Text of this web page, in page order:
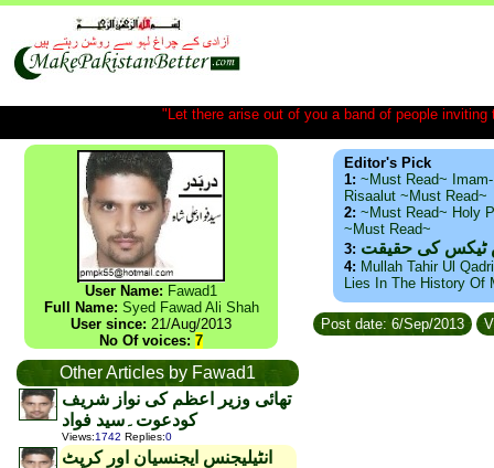
"Let there arise out of you a band of people
User Name: Fawad1
Full Name: Syed Fawad Ali Shah
User since: 21/Aug/2013
No Of voices: 7
Other Articles by Fawad1
تھائی وزیر اعظم کی نواز شریف
کودعوت۔سید فواد
Views:1742 Replies:0
انٹیلیجنس ایجنسیان اور کرپٹ
Editor's Pick
1: ~Must Read~
Risaalut ~Must Read~
2: ~Must Read~ Holy
~Must Read~
3: ٹیکس کی حقیقت
4: Mullah Tahir Ul
Lies In The History Of
Post date: 6/Sep/2013